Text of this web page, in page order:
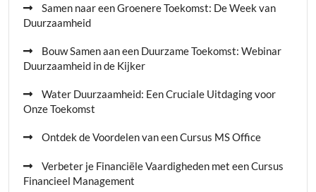
Samen naar een Groenere Toekomst: De Week van
Duurzaamheid
Bouw Samen aan een Duurzame Toekomst: Webinar
Duurzaamheid in de Kijker
Water Duurzaamheid: Een Cruciale Uitdaging voor
Onze Toekomst
Ontdek de Voordelen van een Cursus MS Office
Verbeter je Financiële Vaardigheden met een Cursus
Financieel Management